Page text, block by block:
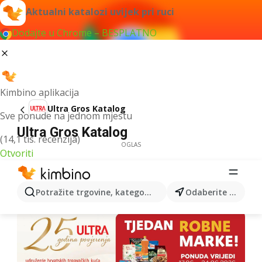
Aktualni katalozi uvijek pri ruci
Dodajte u Chrome – BESPLATNO
Kimbino aplikacija
Sve ponude na jednom mjestu
(14,1 tis. recenzija)
Otvoriti
Potražite trgovine, kategorije, proizvode... Odaberite grad
Ultra Gros Katalog
Ultra Gros Katalog
OGLAS